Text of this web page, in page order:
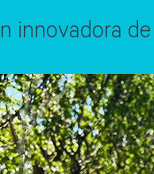
innovadora